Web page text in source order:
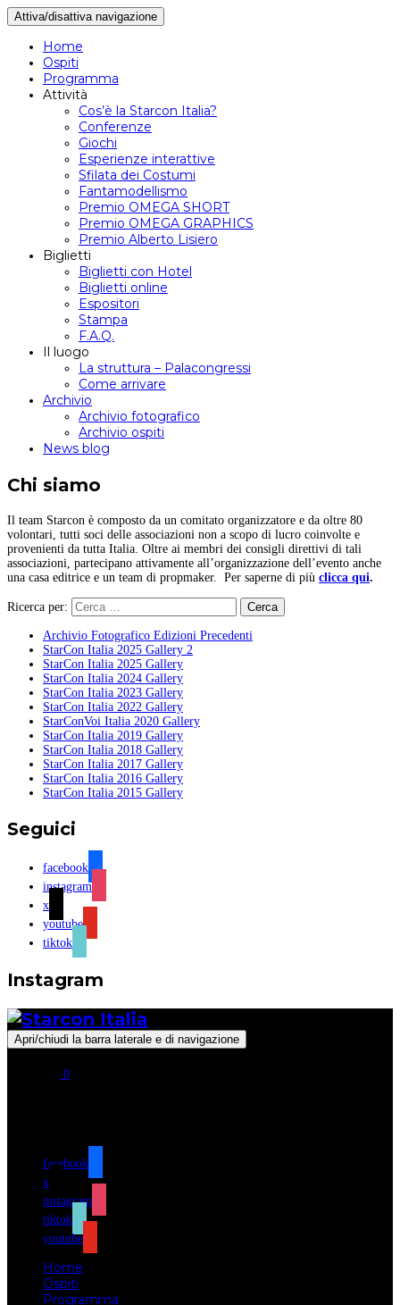
Attiva/disattiva navigazione
Home
Ospiti
Programma
Attività
Cos’è la Starcon Italia?
Conferenze
Giochi
Esperienze interattive
Sfilata dei Costumi
Fantamodellismo
Premio OMEGA SHORT
Premio OMEGA GRAPHICS
Premio Alberto Lisiero
Biglietti
Biglietti con Hotel
Biglietti online
Espositori
Stampa
F.A.Q.
Il luogo
La struttura – Palacongressi
Come arrivare
Archivio
Archivio fotografico
Archivio ospiti
News blog
Chi siamo
Il team Starcon è composto da un comitato organizzatore e da oltre 80
volontari, tutti soci delle associazioni non a scopo di lucro coinvolte e
provenienti da tutta Italia. Oltre ai membri dei consigli direttivi di tali
associazioni, partecipano attivamente all’organizzazione dell’evento anche
una casa editrice e un team di propmaker. Per saperne di più clicca qui.
Ricerca per:
Archivio Fotografico Edizioni Precedenti
StarCon Italia 2025 Gallery 2
StarCon Italia 2025 Gallery
StarCon Italia 2024 Gallery
StarCon Italia 2023 Gallery
StarCon Italia 2022 Gallery
StarConVoi Italia 2020 Gallery
StarCon Italia 2019 Gallery
StarCon Italia 2018 Gallery
StarCon Italia 2017 Gallery
StarCon Italia 2016 Gallery
StarCon Italia 2015 Gallery
Seguici
facebook
instagram
x
youtube
tiktok
Instagram
Apri/chiudi la barra laterale e di navigazione
0
facebook
x
instagram
tiktok
youtube
Home
Ospiti
Programma